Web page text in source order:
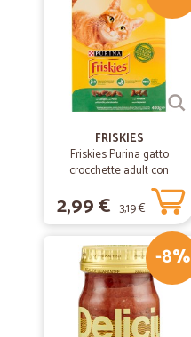
FRISKIES
Friskies Purina gatto
crocchette adult con
coniglio, pollo e verdure
scatola gr.400
2,99 € 3,19 €
-8%